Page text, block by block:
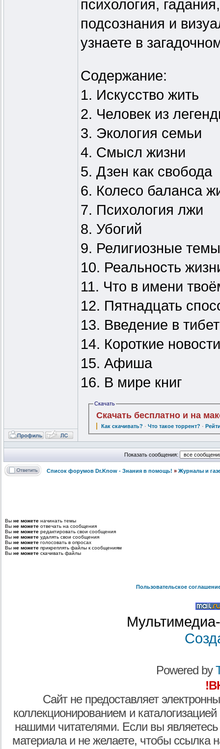
психология,
подсознания и
узнаете в
Содержание:
1. Искусство жить
2. Человек из
3. Экология семьи
4. Смысл жизни
5. Дзен как свобода
6. Колесо баланса
7. Психология лжи
8. Убогий
9. Религиозные
10. Реальность
11. Что в имени
12. Пятнадцать
13. Введение в
14. Короткие новости
15. Афиша
16. В мире книг
Скачать
Скачать бесплатно и на
Как скачивать? ·Что такое торрент? ·
Показать сообщения:
Список форумов Dr.Know - Знания в помощь! » Журналы и
Вы не можете начинать темы
Вы не можете отвечать на сообщения
Вы не можете редактировать свои сообщения
Вы не можете удалять свои сообщения
Вы не можете голосовать в опросах
Вы не можете прикреплять файлы к сообщениям
Вы не можете скачивать файлы
Пользовательское
Powered by
Сайт не предоставляет
коллекционированием и
нашими читателями. Если вы являетесь
материала и не желаете, чтобы ссылка